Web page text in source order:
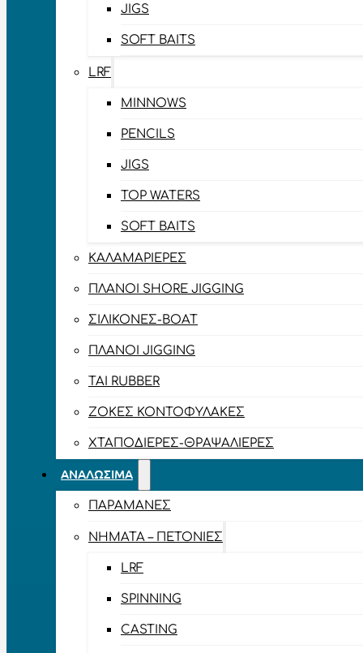
JIGS
SOFT BAITS
LRF
MINNOWS
PENCILS
JIGS
TOP WATERS
SOFT BAITS
ΚΑΛΑΜΑΡΙΈΡΕΣ
ΠΛΆΝΟΙ SHORE JIGGING
ΣΙΛΙΚΌΝΕΣ-BOAT
ΠΛΆΝΟΙ JIGGING
TAI RUBBER
ΖΌΚΕΣ ΚΟΝΤΟΦΎΛΑΚΕΣ
ΧΤΑΠΟΔΙΈΡΕΣ-ΘΡΑΨΑΛΙΈΡΕΣ
ΑΝΑΛΏΣΙΜΑ
ΠΑΡΑΜΆΝΕΣ
ΝΉΜΑΤΑ – ΠΕΤΟΝΙΈΣ
LRF
SPINNING
CASTING